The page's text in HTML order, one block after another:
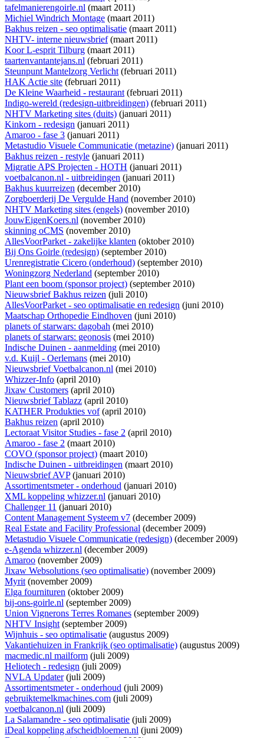
tafelmanierengoirle.nl (maart 2011)
Michiel Windrich Montage (maart 2011)
Bakhus reizen - seo optimalisatie (maart 2011)
NHTV- interne nieuwsbrief(maart 2011)
Koor L-esprit Tilburg (maart 2011)
taartenvantantejans.nl (februari 2011)
Steunpunt Mantelzorg Verlicht(februari 2011)
HAK Actie site (februari 2011)
De Kleine Waarheid - restaurant(februari 2011)
Indigo-wereld (redesign-uitbreidingen) (februari 2011)
NHTV Marketing sites (duits) (januari 2011)
Kinkorn - redesign (januari 2011)
Amaroo - fase 3 (januari 2011)
Metastudio Visuele Communicatie (metazine) (januari 2011)
Bakhus reizen - restyle (januari 2011)
Migratie APS Projecten - HOTH (januari 2011)
voetbalcanon.nl - uitbreidingen (januari 2011)
Bakhus kuurreizen (december 2010)
Zorgboerderij De Vergulde Hand (november 2010)
NHTV Marketing sites (engels) (november 2010)
JouwEigenKoers.nl (november 2010)
skinning oCMS (november 2010)
AllesVoorParket - zakelijke klanten (oktober 2010)
Bij Ons Goirle (redesign) (september 2010)
Urenregistratie Cicero (onderhoud) (september 2010)
Woningzorg Nederland (september 2010)
Plant een boom (sponsor project) (september 2010)
Nieuwsbrief Bakhus reizen (juli 2010)
AllesVoorParket - seo optimalisatie en redesign (juni 2010)
Maatschap Orthopedie Eindhoven (juni 2010)
planets of starwars: dagobah (mei 2010)
planets of starwars: geonosis (mei 2010)
Indische Duinen - aanmelding (mei 2010)
v.d. Kuijl - Oerlemans (mei 2010)
Nieuwsbrief Voetbalcanon.nl (mei 2010)
Whizzer-Info (april 2010)
Jixaw Customers (april 2010)
Nieuwsbrief Tablazz (april 2010)
KATHER Produkties vof(april 2010)
Bakhus reizen (april 2010)
Lectoraat Visitor Studies - fase 2 (april 2010)
Amaroo - fase 2 (maart 2010)
COVO (sponsor project) (maart 2010)
Indische Duinen - uitbreidingen (maart 2010)
Nieuwsbrief AVP(januari 2010)
Assortimentsmeter - onderhoud (januari 2010)
XML koppeling whizzer.nl (januari 2010)
Challenger 11 (januari 2010)
Content Management Systeem v7 (december 2009)
Real Estate and Facility Professional (december 2009)
Metastudio Visuele Communicatie (redesign) (december 2009)
e-Agenda whizzer.nl (december 2009)
Amaroo (november 2009)
Jixaw Websolutions (seo optimalisatie) (november 2009)
Myrit(november 2009)
Elga fournituren (oktober 2009)
bij-ons-goirle.nl (september 2009)
Union Vignerons Terres Romanes (september 2009)
NHTV Insight(september 2009)
Wijnhuis - seo optimalisatie (augustus 2009)
Vakantiehuizen in Frankrijk (seo optimalisatie) (augustus 2009)
macmedic.nl mailform (juli 2009)
Heliotech - redesign (juli 2009)
NVLA Updater(juli 2009)
Assortimentsmeter - onderhoud (juli 2009)
gebruiktemelkmachines.com (juli 2009)
voetbalcanon.nl (juli 2009)
La Salamandre - seo optimalisatie (juli 2009)
iDeal koppeling afscheidbloemen.nl (juni 2009)